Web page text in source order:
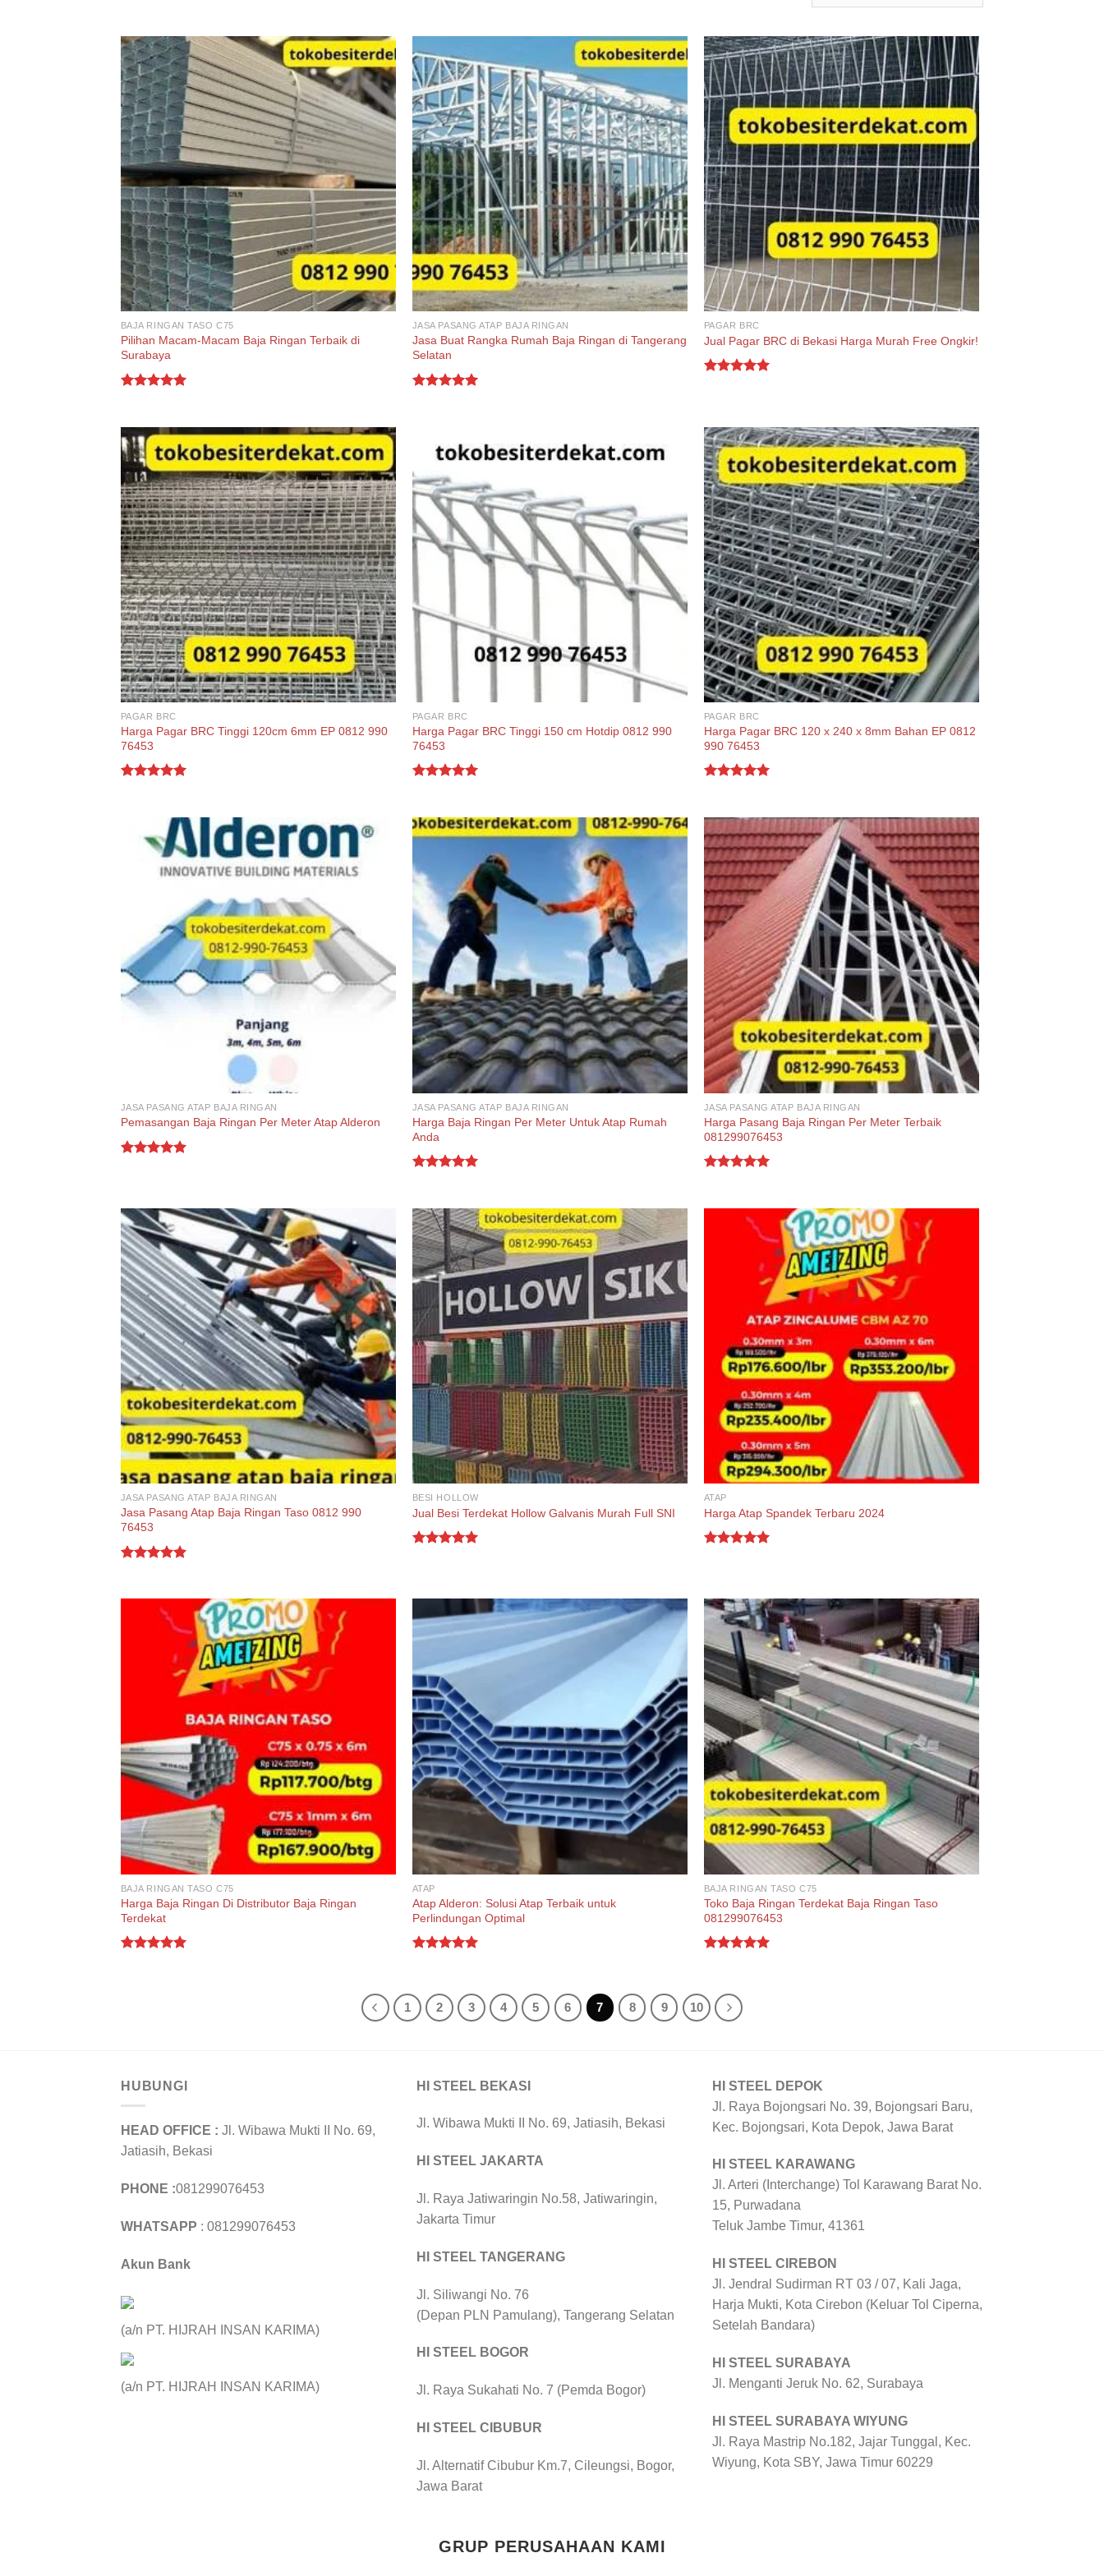
BAJA RINGAN TASO C75
Pilihan Macam-Macam Baja Ringan Terbaik di
Surabaya
JASA PASANG ATAP BAJA RINGAN
Jasa Buat Rangka Rumah Baja Ringan di Tangerang
Selatan
PAGAR BRC
Jual Pagar BRC di Bekasi Harga Murah Free Ongkir!
PAGAR BRC
Harga Pagar BRC Tinggi 120cm 6mm EP 0812 990
76453
PAGAR BRC
Harga Pagar BRC Tinggi 150 cm Hotdip 0812 990
76453
PAGAR BRC
Harga Pagar BRC 120 x 240 x 8mm Bahan EP 0812
990 76453
JASA PASANG ATAP BAJA RINGAN
Pemasangan Baja Ringan Per Meter Atap Alderon
JASA PASANG ATAP BAJA RINGAN
Harga Baja Ringan Per Meter Untuk Atap Rumah
Anda
JASA PASANG ATAP BAJA RINGAN
Harga Pasang Baja Ringan Per Meter Terbaik
081299076453
JASA PASANG ATAP BAJA RINGAN
Jasa Pasang Atap Baja Ringan Taso 0812 990
76453
BESI HOLLOW
Jual Besi Terdekat Hollow Galvanis Murah Full SNI
ATAP
Harga Atap Spandek Terbaru 2024
BAJA RINGAN TASO C75
Harga Baja Ringan Di Distributor Baja Ringan
Terdekat
ATAP
Atap Alderon: Solusi Atap Terbaik untuk
Perlindungan Optimal
BAJA RINGAN TASO C75
Toko Baja Ringan Terdekat Baja Ringan Taso
081299076453
1 2 3 4 5 6 7 8 9 10
HUBUNGI
HEAD OFFICE : Jl. Wibawa Mukti II No. 69,
Jatiasih, Bekasi
PHONE :081299076453
WHATSAPP : 081299076453
Akun Bank
(a/n PT. HIJRAH INSAN KARIMA)
(a/n PT. HIJRAH INSAN KARIMA)
HI STEEL BEKASI
Jl. Wibawa Mukti II No. 69, Jatiasih, Bekasi
HI STEEL JAKARTA
Jl. Raya Jatiwaringin No.58, Jatiwaringin,
Jakarta Timur
HI STEEL TANGERANG
Jl. Siliwangi No. 76
(Depan PLN Pamulang), Tangerang Selatan
HI STEEL BOGOR
Jl. Raya Sukahati No. 7 (Pemda Bogor)
HI STEEL CIBUBUR
Jl. Alternatif Cibubur Km.7, Cileungsi, Bogor,
Jawa Barat
HI STEEL DEPOK
Jl. Raya Bojongsari No. 39, Bojongsari Baru,
Kec. Bojongsari, Kota Depok, Jawa Barat
HI STEEL KARAWANG
Jl. Arteri (Interchange) Tol Karawang Barat No.
15, Purwadana
Teluk Jambe Timur, 41361
HI STEEL CIREBON
Jl. Jendral Sudirman RT 03 / 07, Kali Jaga,
Harja Mukti, Kota Cirebon (Keluar Tol Ciperna,
Setelah Bandara)
HI STEEL SURABAYA
Jl. Menganti Jeruk No. 62, Surabaya
HI STEEL SURABAYA WIYUNG
Jl. Raya Mastrip No.182, Jajar Tunggal, Kec.
Wiyung, Kota SBY, Jawa Timur 60229
GRUP PERUSAHAAN KAMI